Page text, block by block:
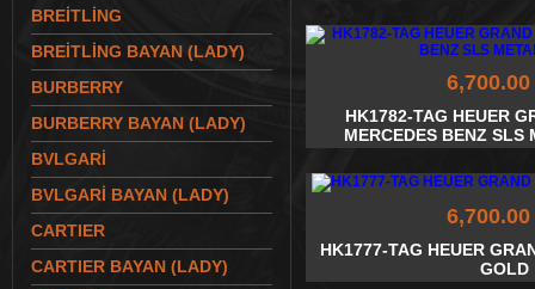
BREİTLİNG
BREİTLİNG BAYAN (LADY)
BURBERRY
BURBERRY BAYAN (LADY)
BVLGARİ
BVLGARİ BAYAN (LADY)
CARTIER
CARTIER BAYAN (LADY)
HK1782-TAG HEUER
MERCEDES BENZ SLS
HK1777-TAG HEUER
GOLD